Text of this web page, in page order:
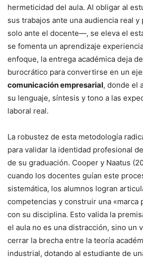
hermeticidad del aula. Al obligar al
sus trabajos ante una audiencia real
solo ante el docente—, se eleva el
se fomenta un aprendizaje
enfoque, la entrega académica deja
burocrático para convertirse en un
comunicación empresarial, donde el
su lenguaje, síntesis y tono a las
laboral real.
La robustez de esta metodología
para validar la identidad profesional
de su graduación. Cooper y Naatus
cuando los docentes guían este
sistemática, los alumnos logran
competencias y construir una «marca
con su disciplina. Esto valida la
el aula no es una distracción, sino un
cerrar la brecha entre la teoría
industrial, dotando al estudiante de